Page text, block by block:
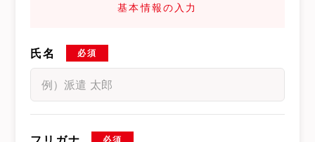
基本情報の入力
氏名 必須
必須